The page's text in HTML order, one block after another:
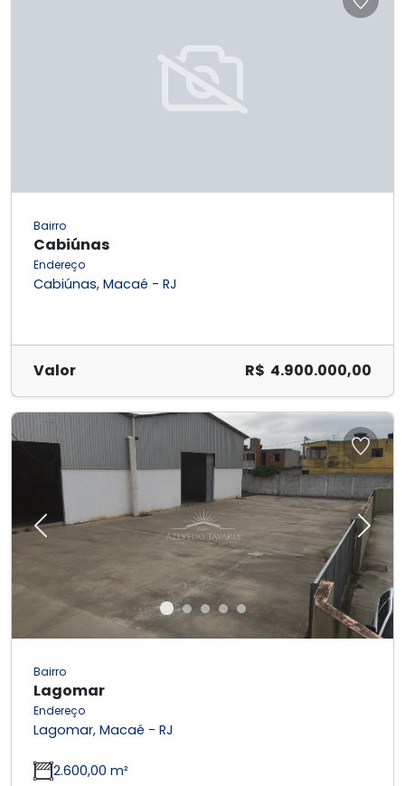
Bairro
Cabiúnas
Endereço
Cabiúnas, Macaé - RJ
Valor R$ 4.900.000,00
Previous Next
Bairro
Lagomar
Endereço
Lagomar, Macaé - RJ
2.600,00 m²